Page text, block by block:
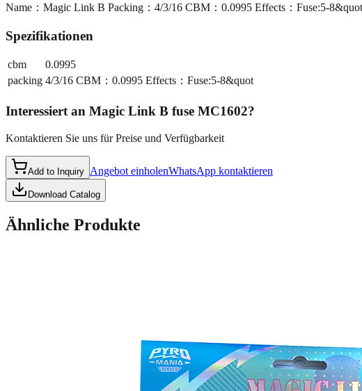
Name：Magic Link B Packing：4/3/16 CBM：0.0995 Effects：Fuse:5-
Spezifikationen
cbm
0.0995
packing 4/3/16 CBM：0.0995 Effects：Fuse:5-8&quot
Interessiert an Magic Link B fuse MC1602?
Kontaktieren Sie uns für Preise und Verfügbarkeit
Add to Inquiry Angebot einholenWhatsApp kontaktieren
Download Catalog
Ähnliche Produkte